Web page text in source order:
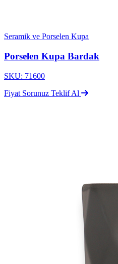
Seramik ve Porselen Kupa
Porselen Kupa Bardak
SKU: 71600
Fiyat Sorunuz Teklif Al